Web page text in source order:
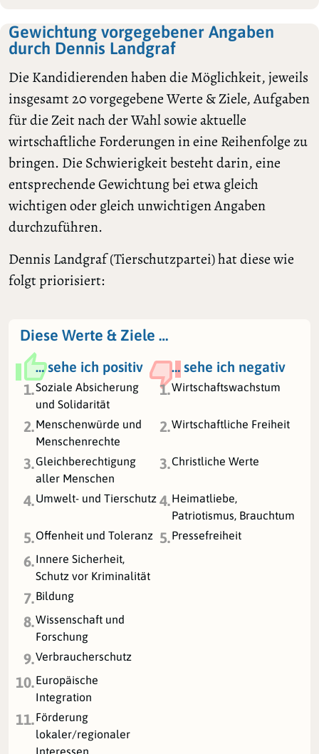
Gewichtung vorgegebener Angaben
durch Dennis Landgraf
Die Kandidierenden haben die Möglichkeit, jeweils
insgesamt 20 vorgegebene Werte & Ziele, Aufgaben
für die Zeit nach der Wahl sowie aktuelle
wirtschaftliche Forderungen in eine Reihenfolge zu
bringen. Die Schwierigkeit besteht darin, eine
entsprechende Gewichtung bei etwa gleich
wichtigen oder gleich unwichtigen Angaben
durchzuführen.
Dennis Landgraf (Tierschutzpartei) hat diese wie
folgt priorisiert:
Diese Werte & Ziele …
… sehe ich positiv
… sehe ich negativ
1.Soziale Absicherung
und Solidarität
1.Wirtschaftswachstum
2.Menschenwürde und
Menschenrechte
2.Wirtschaftliche Freiheit
3.Gleichberechtigung
aller Menschen
3.Christliche Werte
4.Umwelt- und Tierschutz 4.Heimatliebe,
Patriotismus, Brauchtum
5.Offenheit und Toleranz 5.Pressefreiheit
6.Innere Sicherheit,
Schutz vor Kriminalität
7.Bildung
8.Wissenschaft und
Forschung
9.Verbraucherschutz
10.Europäische
Integration
11.Förderung
lokaler/regionaler
Interessen